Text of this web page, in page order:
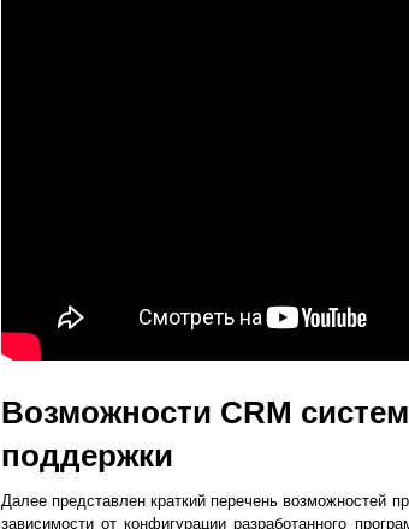
Возможности CRM
поддержки
Далее представлен краткий перечень возможностей
зависимости от конфигурации разработанного